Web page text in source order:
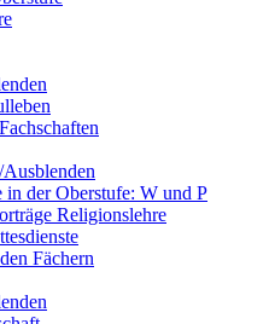
in der Oberstufe: W und P
Religionslehre
Fächern